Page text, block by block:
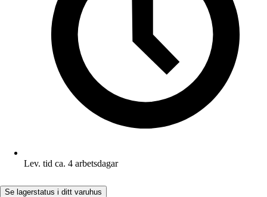
Lev. tid ca. 4 arbetsdagar
Se lagerstatus i ditt varuhus